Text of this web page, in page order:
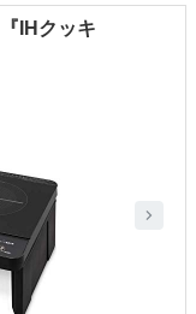
IHクッキ